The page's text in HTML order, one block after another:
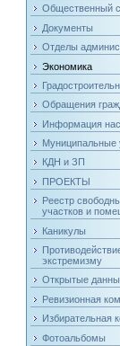
Общественный
Документы
Отделы
Экономика
Обращения
Информация
Муниципальные
КДН и ЗП
ПРОЕКТЫ
Реестр
участков и
Каникулы
экстремизму
Открытые
Ревизионная
Избирательная
Фотоальбомы